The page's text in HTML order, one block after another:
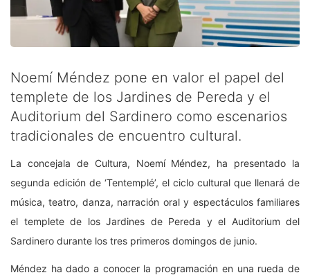
Noemí Méndez pone en valor el papel del
templete de los Jardines de Pereda y el
Auditorium del Sardinero como escenarios
tradicionales de encuentro cultural.
La concejala de Cultura, Noemí Méndez, ha presentado la
segunda edición de ‘Tentemplé’, el ciclo cultural que llenará de
música, teatro, danza, narración oral y espectáculos familiares
el templete de los Jardines de Pereda y el Auditorium del
Sardinero durante los tres primeros domingos de junio.
Méndez ha dado a conocer la programación en una rueda de